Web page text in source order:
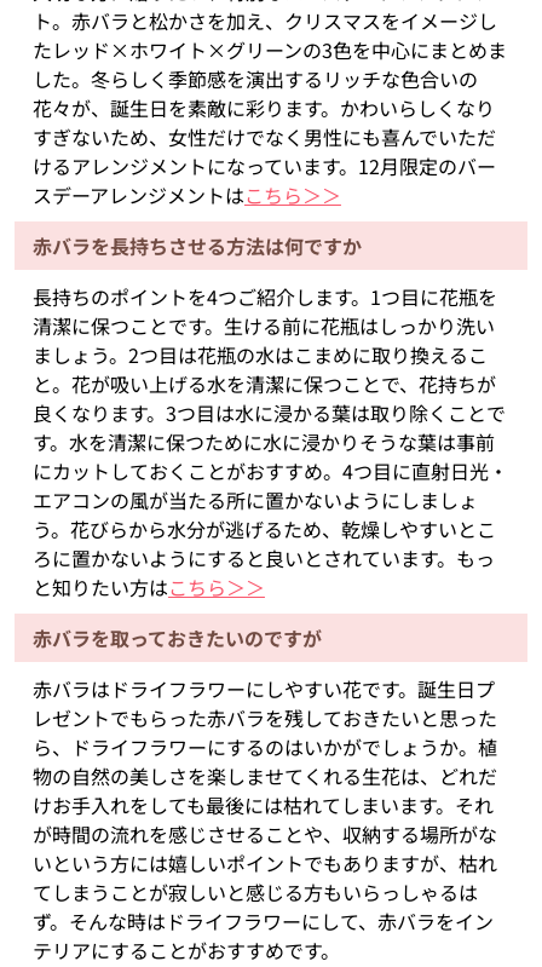
ト。赤バラと松かさを加え、クリスマスをイメージし
たレッド×ホワイト×グリーンの3色を中心にまとめま
した。冬らしく季節感を演出するリッチな色合いの
花々が、誕生日を素敵に彩ります。かわいらしくなり
すぎないため、女性だけでなく男性にも喜んでいただ
けるアレンジメントになっています。12月限定のバー
スデーアレンジメントはこちら＞＞
赤バラを長持ちさせる方法は何ですか
長持ちのポイントを4つご紹介します。1つ目に花瓶を
清潔に保つことです。生ける前に花瓶はしっかり洗い
ましょう。2つ目は花瓶の水はこまめに取り換えるこ
と。花が吸い上げる水を清潔に保つことで、花持ちが
良くなります。3つ目は水に浸かる葉は取り除くことで
す。水を清潔に保つために水に浸かりそうな葉は事前
にカットしておくことがおすすめ。4つ目に直射日光・
エアコンの風が当たる所に置かないようにしましょ
う。花びらから水分が逃げるため、乾燥しやすいとこ
ろに置かないようにすると良いとされています。もっ
と知りたい方はこちら＞＞
赤バラを取っておきたいのですが
赤バラはドライフラワーにしやすい花です。誕生日プ
レゼントでもらった赤バラを残しておきたいと思った
ら、ドライフラワーにするのはいかがでしょうか。植
物の自然の美しさを楽しませてくれる生花は、どれだ
けお手入れをしても最後には枯れてしまいます。それ
が時間の流れを感じさせることや、収納する場所がな
いという方には嬉しいポイントでもありますが、枯れ
てしまうことが寂しいと感じる方もいらっしゃるは
ず。そんな時はドライフラワーにして、赤バラをイン
テリアにすることがおすすめです。